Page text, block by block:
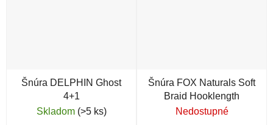
Šnúra DELPHIN Ghost
4+1
Skladom (>5 ks)
Šnúra FOX Naturals Soft
Braid Hooklength
Nedostupné